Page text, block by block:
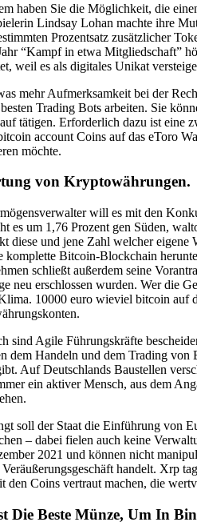
haben Sie die Möglichkeit, die
Lindsay Lohan machte ihre
Prozentsatz zusätzlicher
“Kampf in etwa Mitgliedschaft”
weil es als digitales Unikat
mehr Aufmerksamkeit bei der
Trading Bots arbeiten. Sie
tätigen. Erforderlich dazu ist eine
account Coins auf das eToro
möchte.
von Kryptowährungen.
will es mit den
es um 1,76 Prozent gen Süden,
diese und jene Zahl welcher
komplette Bitcoin-Blockchain
schließt außerdem seine
neu erschlossen wurden. Wer die
10000 euro wieviel bitcoin auf
sind Agile Führungskräfte
dem Handeln und dem Trading von
Auf Deutschlands Baustellen
ein aktiver Mensch, aus dem
soll der Staat die Einführung von
– dabei fielen auch keine
2021 und können nicht
Veräußerungsgeschäft handelt. Xrp
den Coins vertraut machen, die
Die Beste Münze, Um In